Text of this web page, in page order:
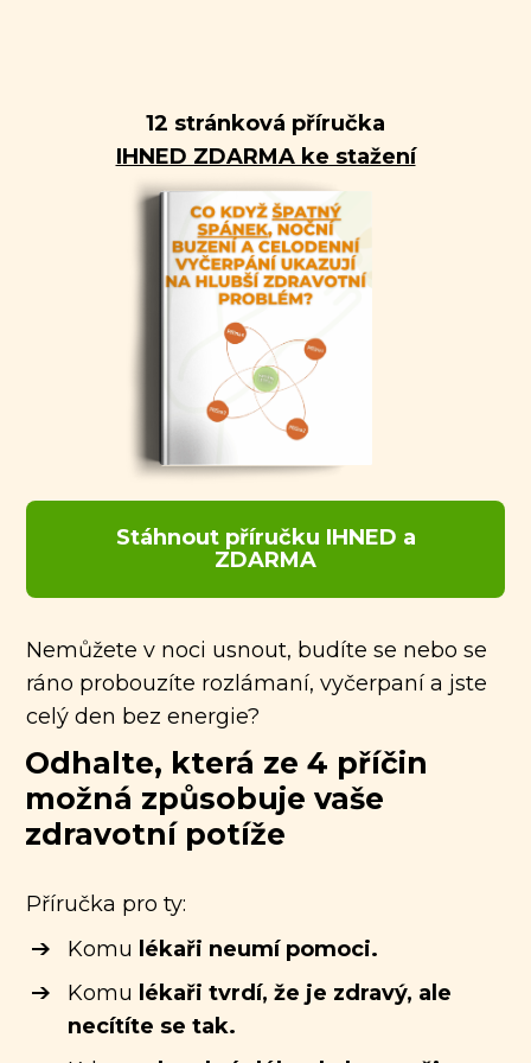
12 stránková příručka
IHNED ZDARMA ke stažení
Stáhnout příručku IHNED a
ZDARMA
Nemůžete v noci usnout, budíte se nebo se
ráno probouzíte rozlámaní, vyčerpanía jste
celý den bez energie?
Odhalte, která ze 4 příčin
možná způsobuje vaše
zdravotní potíže
Příručka pro ty:
Komu lékaři neumí pomoci.
Komu lékaři tvrdí, že je zdravý, ale
necítíte se tak.